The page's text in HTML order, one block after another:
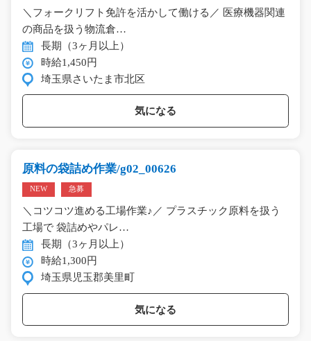
＼フォークリフト免許を活かして働ける／ 医療機器関連
の商品を扱う物流倉…
長期（3ヶ月以上）
時給1,450円
埼玉県さいたま市北区
気になる
原料の袋詰め作業/g02_00626
NEW 急募
＼コツコツ進める工場作業♪／ プラスチック原料を扱う
工場で 袋詰めやパレ…
長期（3ヶ月以上）
時給1,300円
埼玉県児玉郡美里町
気になる